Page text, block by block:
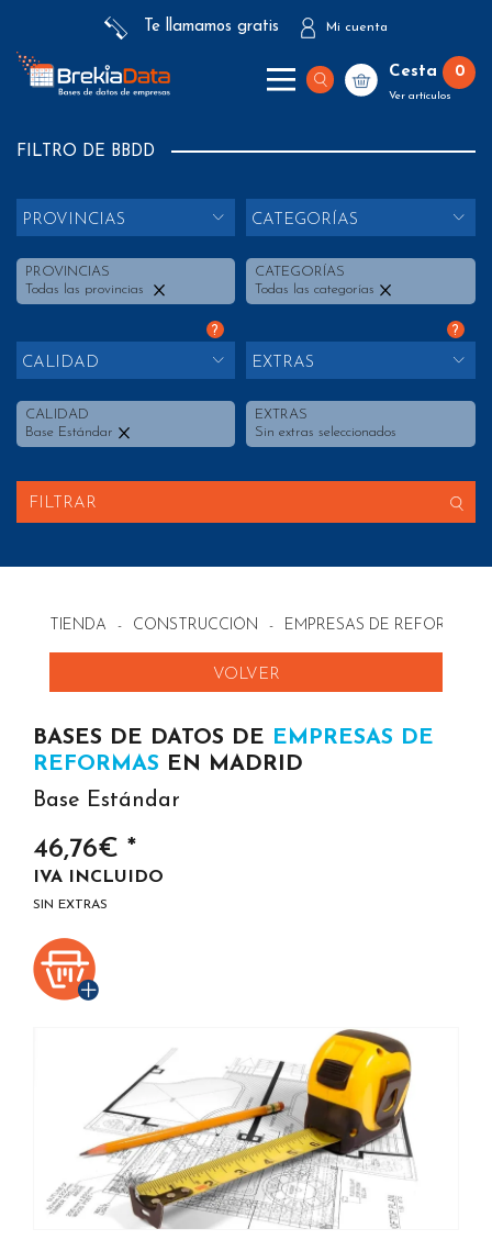
Te llamamos gratis Mi cuenta
Cesta 0
Ver artículos
FILTRO DE BBDD
PROVINCIAS
PROVINCIAS
Todas las provincias
CATEGORÍAS
CATEGORÍAS
Todas las categorías
?
CALIDAD
CALIDAD
Base Estándar
?
EXTRAS
EXTRAS
Sin extras seleccionados
FILTRAR
TIENDA - CONSTRUCCIÓN - EMPRESAS DE REFORMAS
VOLVER
BASES DE DATOS DE EMPRESAS DE
REFORMAS EN MADRID
Base Estándar
46,76€ *
IVA INCLUIDO
SIN EXTRAS